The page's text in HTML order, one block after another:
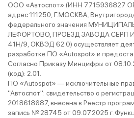
ООО «Автоспот» (ИНН 7715936827
адрес 111250, Г.МОСКВА,
федерального значения
ЛЕФОРТОВО, ПРОЕЗД ЗАВОДА СЕРП
41Н/9, ОКВЭД 62.0) осуществляет
разработке ПО «Autospot» и
Согласно Приказу Минцифры от
(код): 2.01.
ПО «Autospot» — исключительные
"Автоспот": свидетельство о
2018618687, внесена в Реестр
запись № 28745 от 09.07.2025 г.